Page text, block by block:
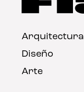
Arquitectura
Diseño
Arte